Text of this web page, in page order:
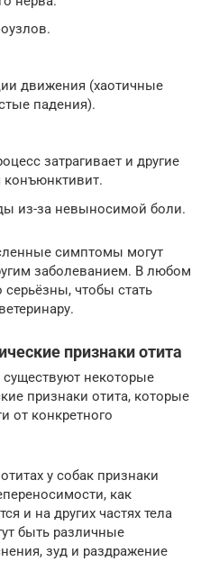
движения (хаотичные
падения).
затрагивает и другие
конъюнктивит.
из-за невыносимой боли.
симптомы могут
заболеванием. В любом
серьёзны, чтобы стать
признаки отита
некоторые
признаки отита, которые
от конкретного
у собак признаки
как
и на других частях тела
быть различные
зуд и раздражение